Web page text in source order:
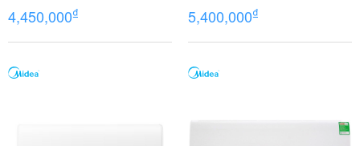
4,450,000₫ 5,400,000₫